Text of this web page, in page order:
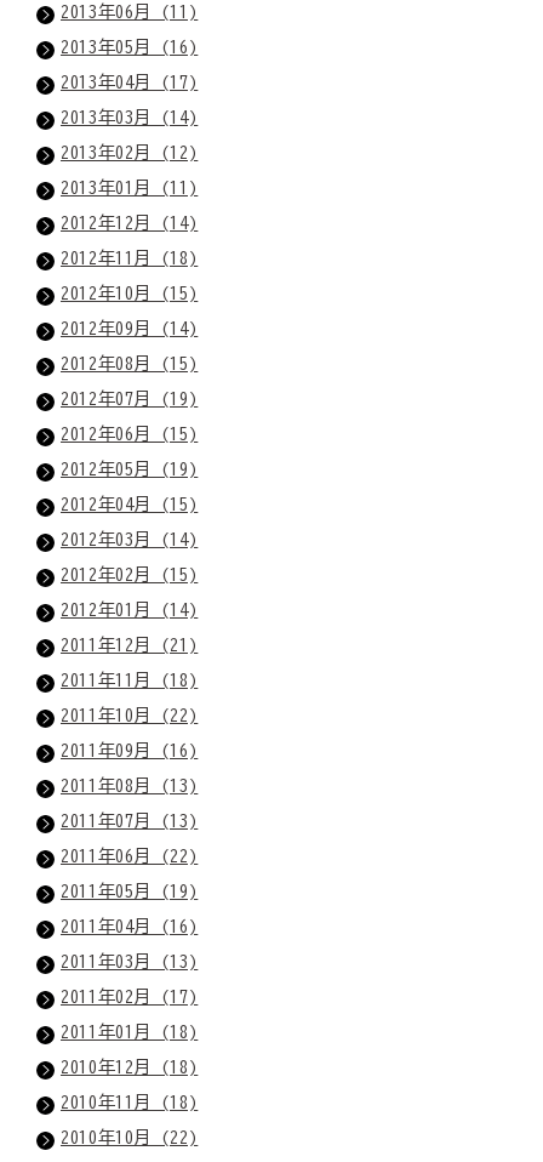
2013年06月 (11)
2013年05月 (16)
2013年04月 (17)
2013年03月 (14)
2013年02月 (12)
2013年01月 (11)
2012年12月 (14)
2012年11月 (18)
2012年10月 (15)
2012年09月 (14)
2012年08月 (15)
2012年07月 (19)
2012年06月 (15)
2012年05月 (19)
2012年04月 (15)
2012年03月 (14)
2012年02月 (15)
2012年01月 (14)
2011年12月 (21)
2011年11月 (18)
2011年10月 (22)
2011年09月 (16)
2011年08月 (13)
2011年07月 (13)
2011年06月 (22)
2011年05月 (19)
2011年04月 (16)
2011年03月 (13)
2011年02月 (17)
2011年01月 (18)
2010年12月 (18)
2010年11月 (18)
2010年10月 (22)